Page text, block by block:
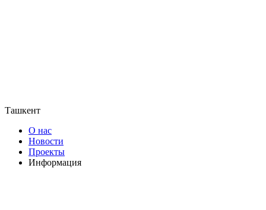
Ташкент
О нас
Новости
Проекты
Информация